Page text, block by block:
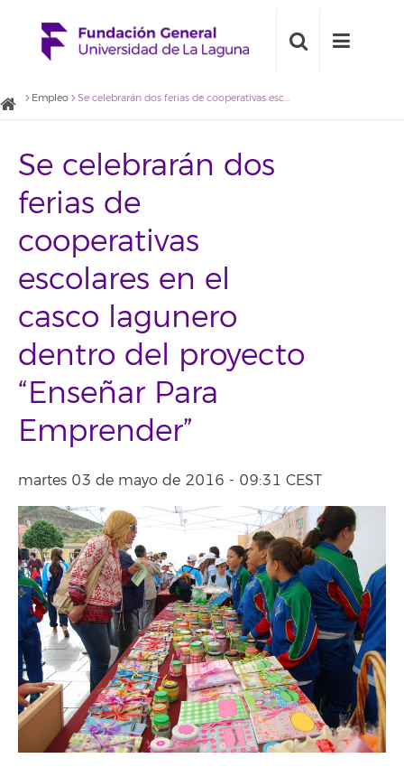
Empleo Se celebrarán dos ferias de cooperativas escolares en el casco lagunero dentro del proyecto “Enseñar Para Emprender”
Se celebrarán dos
ferias de
cooperativas
escolares en el
casco lagunero
dentro del proyecto
“Enseñar Para
Emprender”
martes 03 de mayo de 2016 - 09:31 CEST